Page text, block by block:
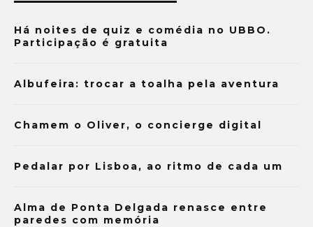
Há noites de quiz e comédia no UBBO.
Participação é gratuita
Albufeira: trocar a toalha pela aventura
Chamem o Oliver, o concierge digital
Pedalar por Lisboa, ao ritmo de cada um
Alma de Ponta Delgada renasce entre
paredes com memória